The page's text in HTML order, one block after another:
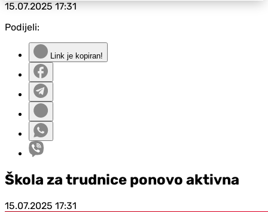
15.07.202517:31
Podijeli:
Link je kopiran!
Škola za trudnice ponovo aktivna
15.07.2025 17:31